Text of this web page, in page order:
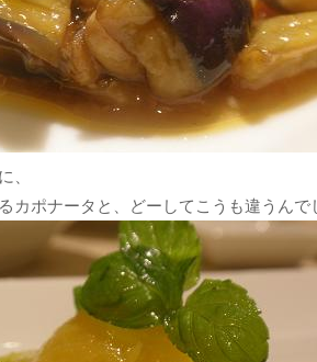
に、
カポナータと、どーしてこうも違うんで